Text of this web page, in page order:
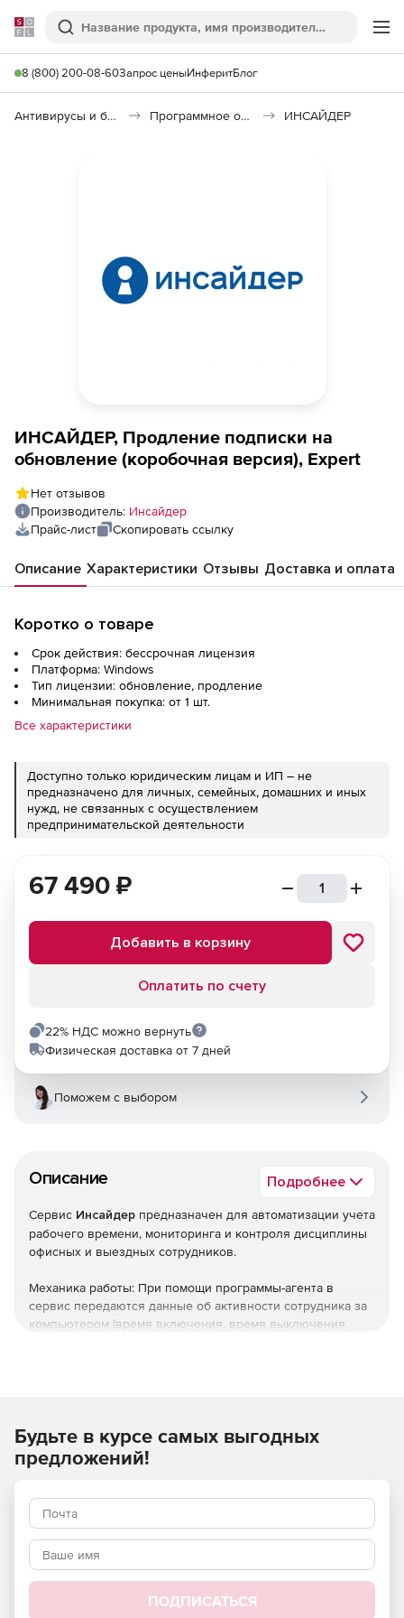
Softline
Поиск
8 (800) 200-08-60Запрос ценыИнферитБлог
Антивирусы и безопасность Программное обеспечение для контроля персонала ИНСАЙДЕР
ИНСАЙДЕР, Продление подписки на
обновление (коробочная версия), Expert
Нет отзывов
Производитель: Инсайдер
Прайс-лист
Скопировать ссылку
Описание Характеристики Отзывы Доставка и оплата
Коротко о товаре
Срок действия: бессрочная лицензия
Платформа: Windows
Тип лицензии: обновление, продление
Минимальная покупка: от 1 шт.
Все характеристики
Доступно только юридическим лицам и ИП – не
предназначено для личных, семейных, домашних и иных
нужд, не связанных с осуществлением
предпринимательской деятельности
Описание Подробнее
Сервис Инсайдер предназначен для автоматизации учета
рабочего времени, мониторинга и контроля дисциплины
офисных и выездных сотрудников.
Механика работы: При помощи программы-агента в
сервис передаются данные об активности сотрудника за
компьютером (время включения, время выключения,
которые выводятся в веб интерфейс.
Функциональные возможности
Контроль программ и сайтов
67 490 ₽
Добавить в корзину
Оплатить по счету
22% НДС можно вернуть
Физическая доставка от 7 дней
Поможем с выбором
Будьте в курсе самых выгодных
предложений!
ПОДПИСАТЬСЯ